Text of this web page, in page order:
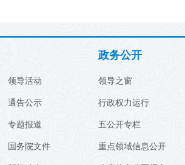
领导活动
通告公示
专题报道
国务院文件
政务公开
领导之窗
行政权力运行
五公开专栏
重点领域信息公开